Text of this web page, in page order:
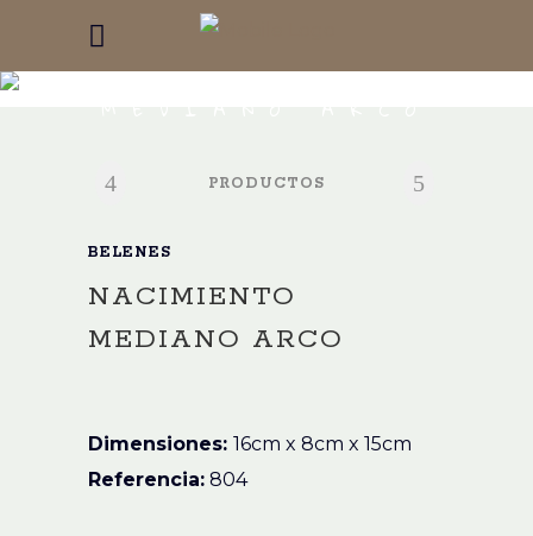
PRODUCTOS
BELENES
NACIMIENTO
MEDIANO ARCO
Dimensiones: 16cm x 8cm x 15cm
Referencia: 804